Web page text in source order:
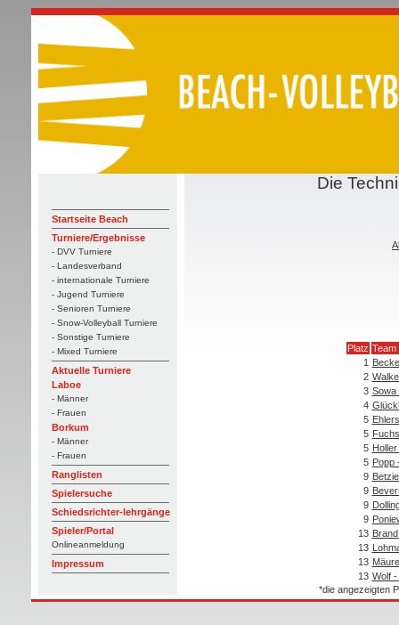
Startseite Beach
Turniere/Ergebnisse
- DVV Turniere
- Landesverband
- internationale Turniere
- Jugend Turniere
- Senioren Turniere
- Snow-Volleyball Turniere
- Sonstige Turniere
- Mixed Turniere
Aktuelle Turniere
Laboe
- Männer
- Frauen
Borkum
- Männer
- Frauen
Ranglisten
Spielersuche
Schiedsrichter-lehrgänge
Spieler/Portal
Onlineanmeldung
Impressum
Die
Platz Team
1
2
3 Sowa
4
5
5
5
5 Popp
9
9
9
9
13
13
13
13 Wolf -
*die angezeigten